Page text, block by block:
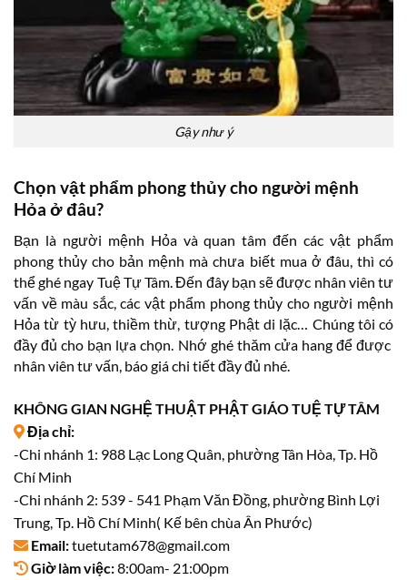
Gậy như ý
Chọn vật phẩm phong thủy cho người mệnh
Hỏa ở đâu?
Bạn là người mệnh Hỏa và quan tâm đến các vật phẩm
phong thủy cho bản mệnh mà chưa biết mua ở đâu, thì có
thể ghé ngay Tuệ Tự Tâm. Đến đây bạn sẽ được nhân viên tư
vấn về màu sắc, các vật phẩm phong thủy cho người mệnh
Hỏa từ tỳ hưu, thiềm thừ, tượng Phật di lặc… Chúng tôi có
đầy đủ cho bạn lựa chọn. Nhớ ghé thăm cửa hang để được
nhân viên tư vấn, báo giá chi tiết đầy đủ nhé.
KHÔNG GIAN NGHỆ THUẬT PHẬT GIÁO TUỆ TỰ TÂM
Địa chỉ:
-Chi nhánh 1: 988 Lạc Long Quân, phường Tân Hòa, Tp. Hồ
Chí Minh
-Chi nhánh 2: 539 - 541 Phạm Văn Đồng, phường Bình Lợi
Trung, Tp. Hồ Chí Minh( Kế bên chùa Ân Phước)
Email:tuetutam678@gmail.com
Giờ làm việc:8:00am- 21:00pm